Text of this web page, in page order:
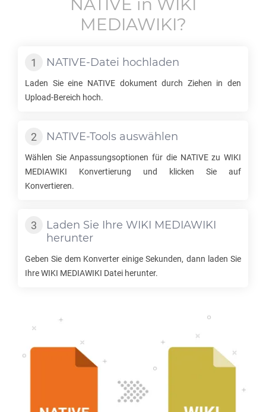
NATIVE in WIKI
MEDIAWIKI?
NATIVE-Datei hochladen
Laden Sie eine NATIVEdokument durch Ziehen in den
Upload-Bereich hoch.
NATIVE-Tools auswählen
Wählen Sie Anpassungsoptionen für die NATIVEzuWIKI
MEDIAWIKI Konvertierung und klicken Sie auf
Konvertieren.
Laden Sie Ihre WIKI MEDIAWIKI
herunter
Geben Sie dem Konverter einige Sekunden, dann laden Sie
IhreWIKI MEDIAWIKI Datei herunter.